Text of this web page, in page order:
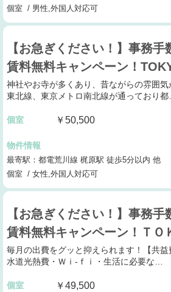
個室 / 男性,外国人対応可
【お急ぎください！】事務手
賃料無料キャンペーン！
神社やお寺が多くあり、昔ながらの雰囲
東北線、東京メトロ南北線が通っており都
個室 ￥50,500
物件情報
最寄駅：都電荒川線 梶原駅 徒歩5分以内 他
個室 / 女性,外国人対応可
【お急ぎください！】事務手
賃料無料キャンペーン！Ｔ
毎月の出費をグッと抑えられます！【共益
水道光熱費・Ｗｉ-ｆｉ・生活に必要な…
個室 ￥49,500